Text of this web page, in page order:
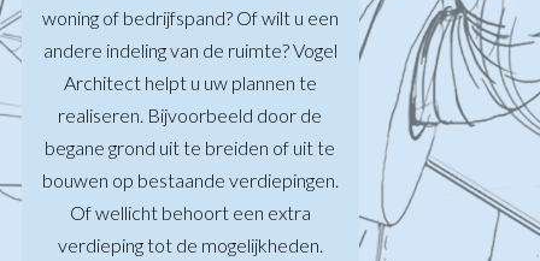
woning of bedrijfspand? Of wilt u een
andere indeling van de ruimte? Vogel
Architect helpt u uw plannen te
realiseren. Bijvoorbeeld door de
begane grond uit te breiden of uit te
bouwen op bestaande verdiepingen.
Of wellicht behoort een extra
verdieping tot de mogelijkheden.